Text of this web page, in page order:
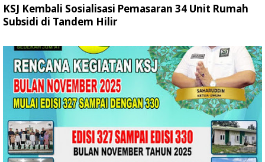
KSJ Kembali Sosialisasi Pemasaran 34 Unit Rumah
Subsidi di Tandem Hilir